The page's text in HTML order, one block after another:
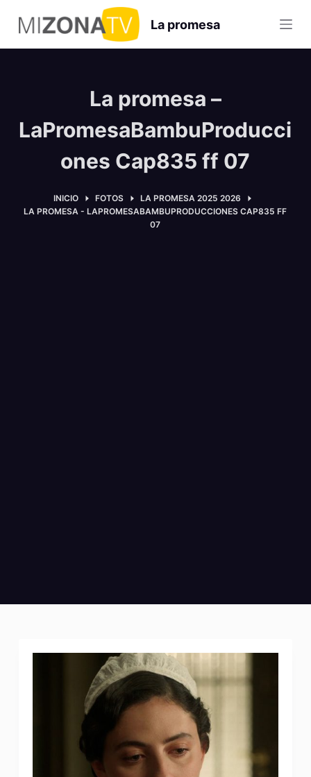
S
a
l
La promesa
La promesa –
LaPromesaBambuProducci
ones Cap835 ff 07
INICIO FOTOS
LA PROMESA 2025 2026
LA PROMESA - LAPROMESABAMBUPRODUCCIONES CAP835 FF
07